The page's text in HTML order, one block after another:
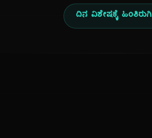
ದಿನ ವಿಶೇಷಕ್ಕೆ ಹಿಂತಿರುಗಿ